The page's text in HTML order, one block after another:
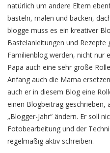
natürlich um andere Eltern
basteln, malen und backen,
blogge muss es ein kreativer
Bastelanleitungen und Rezepte
Familienblog werden, nicht nur
Papa auch eine sehr große
Anfang auch die Mama
auch er in diesem Blog eine
einen Blogbeitrag geschrieben,
„Blogger-Jahr“ ändern. Er soll
Fotobearbeitung und der
regelmäßig aktiv schreiben.